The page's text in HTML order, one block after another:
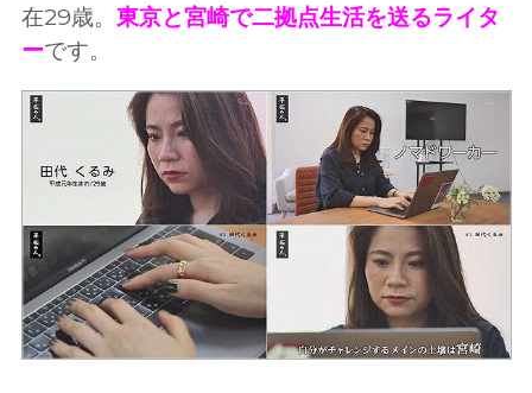
在29歳。 東京と宮崎で二拠点生活を送るライタ
ーです。